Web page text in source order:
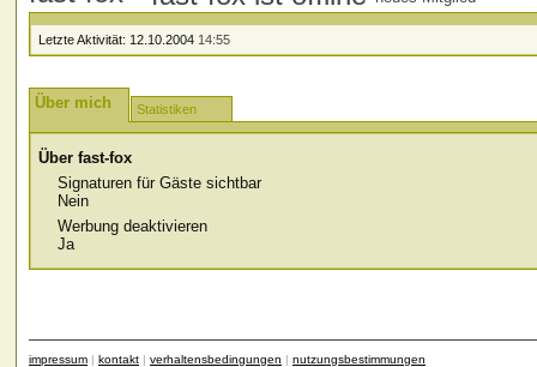
Letzte Aktivität: 12.10.2004 14:55
Über mich Statistiken
Über fast-fox
Signaturen für Gäste sichtbar
Nein
Werbung deaktivieren
Ja
impressum | kontakt | verhaltensbedingungen | nutzungsbestimmungen